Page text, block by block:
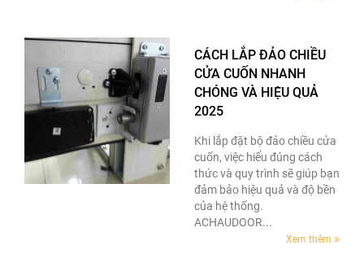
CÁCH LẮP ĐẢO CHIỀU
CỬA CUỐN NHANH
CHÓNG VÀ HIỆU QUẢ
2025
Khi lắp đặt bộ đảo chiều cửa
cuốn, việc hiểu đúng cách
thức và quy trình sẽ giúp bạn
đảm bảo hiệu quả và độ bền
của hệ thống.
ACHAUDOOR...
Xem thêm